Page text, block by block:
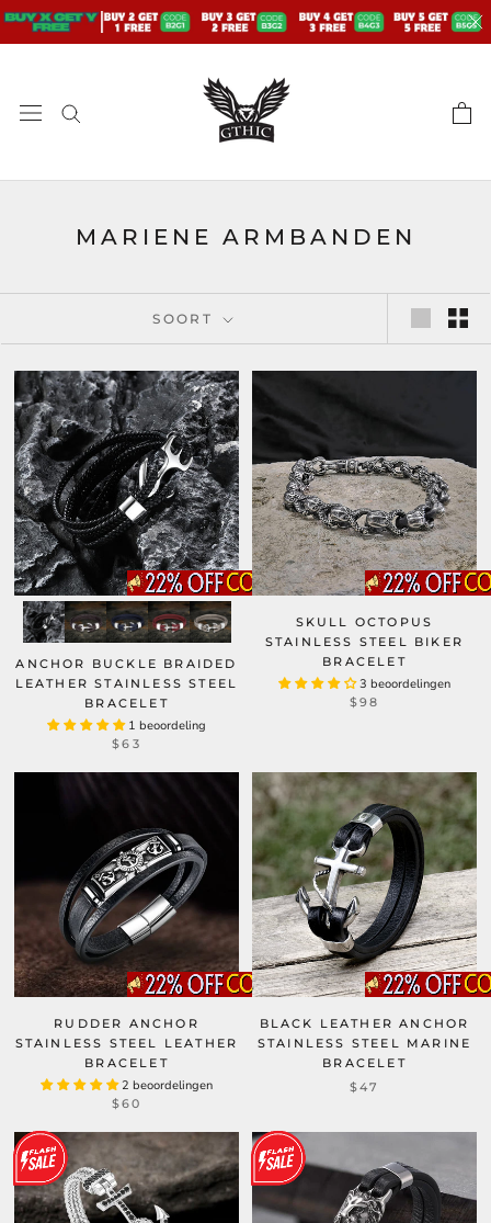
Doorgaan
MARIENE ARMBANDEN
SOORT
ANCHOR BUCKLE BRAIDED
LEATHER STAINLESS STEEL
BRACELET
1 beoordeling
$63
SKULL OCTOPUS
STAINLESS STEEL BIKER
BRACELET
3 beoordelingen
$98
RUDDER ANCHOR
STAINLESS STEEL LEATHER
BRACELET
2 beoordelingen
$60
BLACK LEATHER ANCHOR
STAINLESS STEEL MARINE
BRACELET
$47